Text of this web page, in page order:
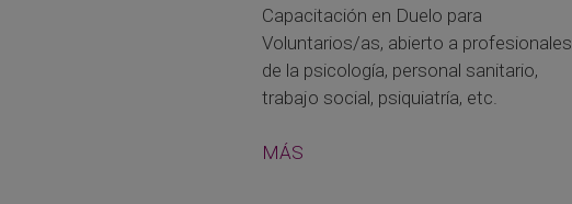
Capacitación en Duelo para
Voluntarios/as, abierto a profesionales
de la psicología, personal sanitario,
trabajo social, psiquiatría, etc.
MÁS